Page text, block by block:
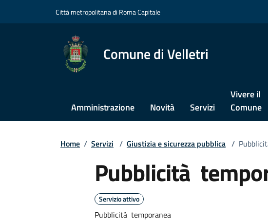
Città metropolitana di Roma Capitale
Comune di Velletri
Amministrazione Novità Servizi
Vivere il
Comune
Home / Servizi / Giustizia e sicurezza pubblica /
Pubblicità
Servizio attivo
Pubblicità temporanea